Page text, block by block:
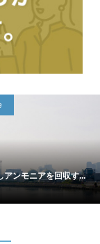
アンモニアを回収す...